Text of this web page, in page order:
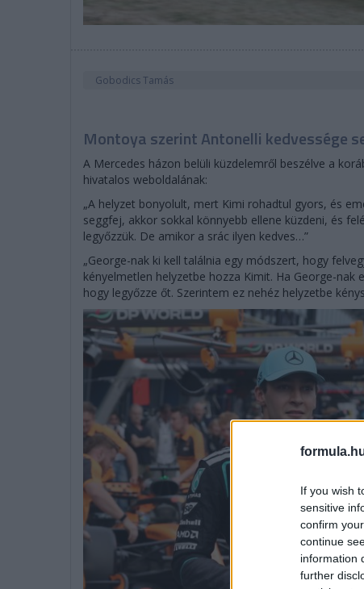
If you wish
sensitive
confirm
continue
information
further
Gobodics Tamás
Montoya szerint Antonelli kedvessége
A Mercedes házon belüli küzdelemről beszélve a
hivatalos weboldalának:
„A helyzet bonyolult, mert Kimi rohadtul gyors, és
seggfej, akkor sokkal könnyebb ellene küzdeni, és
legyőzzük. De amikor a srác ilyen kedves…”
„George-nak ki kell találnia egy módszert, hogy
kényelmetlen helyzetbe hozza Kimit. Ha George-
hogy legyőzze őt. Szerintem ez nehéz helyzetbe